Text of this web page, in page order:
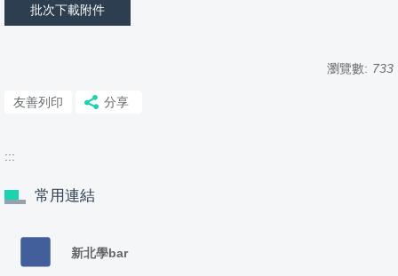
批次下載附件
瀏覽數: 733
友善列印 分享
:::
常用連結
新北學bar